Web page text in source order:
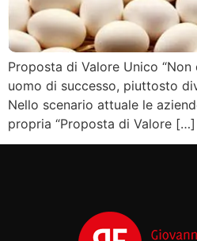
Proposta di Valore Unico
uomo di successo, piuttosto
Nello scenario attuale le
propria “Proposta di Valore […]